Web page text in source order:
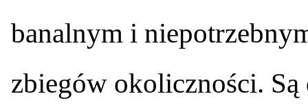
banalnym i
zbiegów okoliczności.